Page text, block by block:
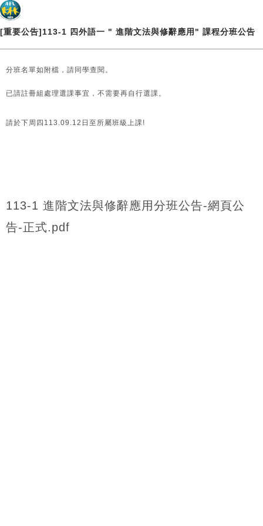
[重要公告]113-1 四外語一 " 進階文法與修辭應用" 課程分班公告
分班名單如附檔，請同學查閱。
已請註冊組處理選課事宜，不需要再自行選課。
請於下周四113.09.12日至所屬班級上課!
113-1 進階文法與修辭應用分班公告-網頁公
告-正式.pdf